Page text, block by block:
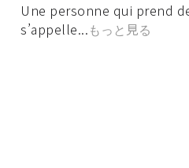
Une personne qui prend
s’appelle...もっと見る